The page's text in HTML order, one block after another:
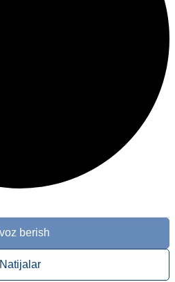
berish
Natijalar